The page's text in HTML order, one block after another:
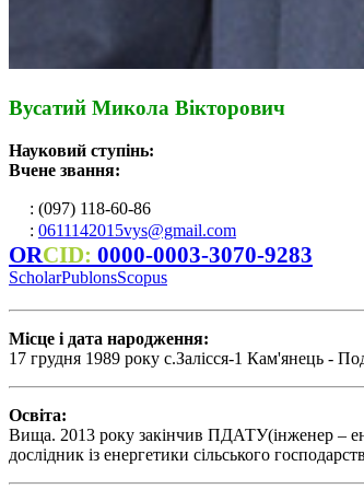
Вусатий Микола Вікторович
Науковий ступінь:
Вчене звання:
: (097) 118-60-86
: 0611142015vys@gmail.com
ORCID: 0000-0003-3070-9283
ScholarPublonsScopus
Місце і дата народження:
17 грудня 1989 року с.Залісся-1 Кам'янець -
Освіта:
Вища. 2013 року закінчив ПДАТУ(інженер –
дослідник із енергетики сільського